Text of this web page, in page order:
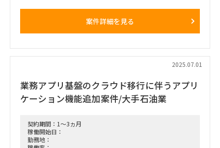
案件詳細を見る
2025.07.01
業務アプリ基盤のクラウド移行に伴うアプリ
ケーション機能追加案件/大手石油業
契約期間：1～3ヵ月
稼働開始日：
勤務地：